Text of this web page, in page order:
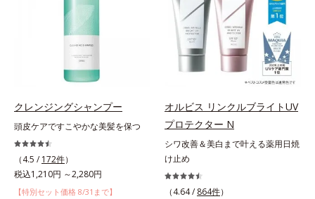
クレンジングシャンプー
頭皮ケアですこやかな美髪を保つ
（4.5 / 172件）
税込1,210円 ～2,280円
【特別セット価格 8/31まで】
オルビス リンクルブライトUV
プロテクター N
シワ改善＆美白まで叶える薬用日焼
け止め
（4.64 / 864件）